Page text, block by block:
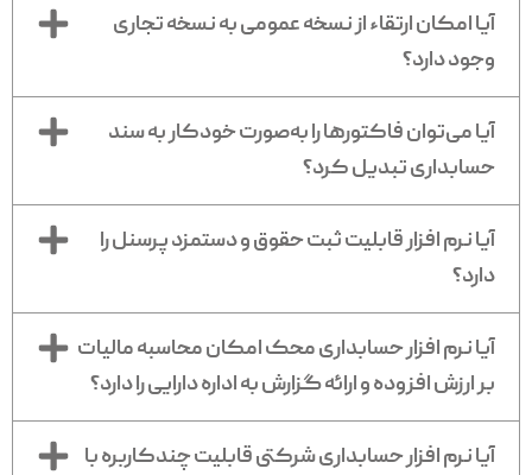
مطالبات و گزارش‌های مالی است.
مزایا سیستم حسابداری
شرکتی
استفاده از یک سیستم حسابداری شرکتی تخصصی، تنها به ثبت
اطلاعات مالی محدود نمی‌شود؛ بلکه باعث ایجاد نظم در کل
ساختار مالی سازمان می‌شود.
مهم‌ترین مزایای برنامه حسابداری شرکتی محک:
کنترل دقیق گردش مالی و جریان نقدینگی
کاهش خطاهای انسانی در ثبت اسناد
دسترسی به گزارش‌های مالی دقیق و قابل تحلیل
آیا امکان ارتقاء از نسخه عمومی به نسخه تجاری
وجود دارد؟
آیا می‌توان فاکتورها را به‌صورت خودکار به سند
حسابداری تبدیل کرد؟
آیا نرم افزار قابلیت ثبت حقوق و دستمزد پرسنل را
دارد؟
آیا نرم افزار حسابداری محک امکان محاسبه مالیات
بر ارزش افزوده و ارائه گزارش به اداره دارایی را دارد؟
آیا نرم افزار حسابداری شرکتی قابلیت چندکاربره با